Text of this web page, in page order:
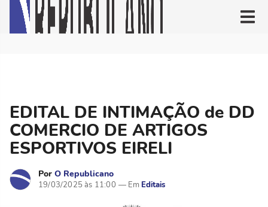
EDITAL DE INTIMAÇÃO de DD
COMERCIO DE ARTIGOS
ESPORTIVOS EIRELI
Por O Republicano
19/03/2025 às 11:00 Editais